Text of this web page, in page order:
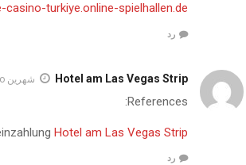
turkiye.online-spielhallen.de/
رد
Hotel am Las Vegas Strip شهرين ago
References:
Hotel am Las Vegas Strip
رد